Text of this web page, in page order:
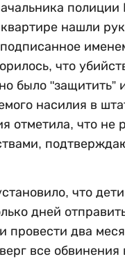
полиции
нашли
что
было "защитить”
насилия в
отметила, что не
что
дней
провести два
все обвинения